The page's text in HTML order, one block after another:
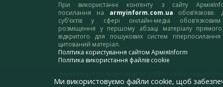
При використанні контенту з сайту
посилання на armyinform.com.ua обов’язкове.
суб’єктів у сфері онлайн-медіа
розміщення у першому абзаці матеріалу
відкритого для пошукових систем
цитований матеріал.
Політика користування сайтом АрміяInform
Політика використання файлів cookie
адресу:webmaster@armyinform.com.ua
Ми використовуємо файли cookie, щоб